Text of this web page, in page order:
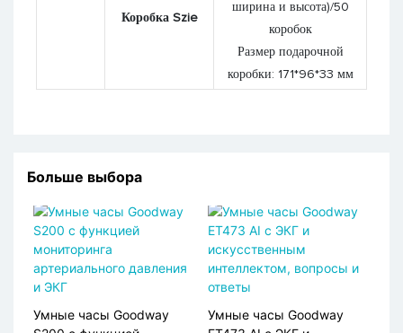
Коробка Szie
ширина и высота)/50
коробок
Размер подарочной
коробки: 171*96*33 мм
Больше выбора
Умные часы Goodway
Умные часы Goodway